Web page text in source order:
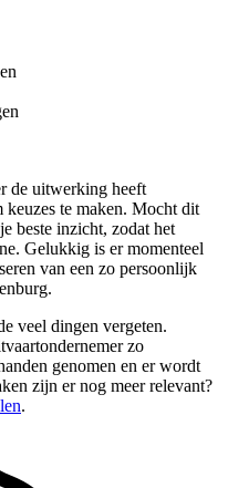
de uitwerking heeft
keuzes te maken. Mocht dit
beste inzicht, zodat het
Gelukkig is er momenteel
van een zo persoonlijk
veel dingen vergeten.
zo
genomen en er wordt
zijn er nog meer relevant?
.